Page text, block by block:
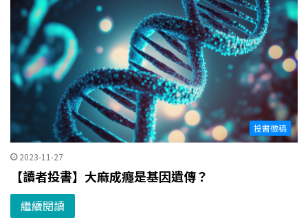
投書徵稿
2023-11-27
【讀者投書】大麻成癮是基因遺傳？
繼續閱讀